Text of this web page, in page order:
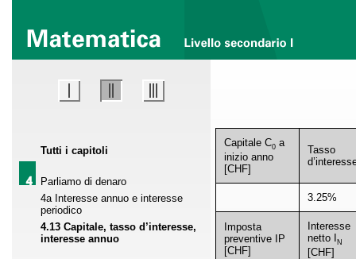
Tutti i capitoli
Parliamo di denaro
4a Interesse annuo e interesse
periodico
4.13 Capitale, tasso d’interesse,
interesse annuo
Capitale C0 a
inizio anno
[CHF]
Tasso
3.25%
Imposta
preventive IP
[CHF]
Interesse
netto I
N
[CHF]